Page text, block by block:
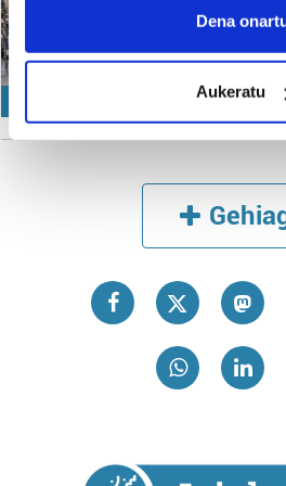
Collect information about
Identify your device by
specific characteristics
Guk eta gure bazkideek zure datu
teknologia erabiliz, cookieak
pertsonalizatuak eskaintzeko,
produktuak garatzeko. Zure
erabiltzen dituen hauta dezakezu.
interes komertzial legitimoetan
Dena
Aukeratu